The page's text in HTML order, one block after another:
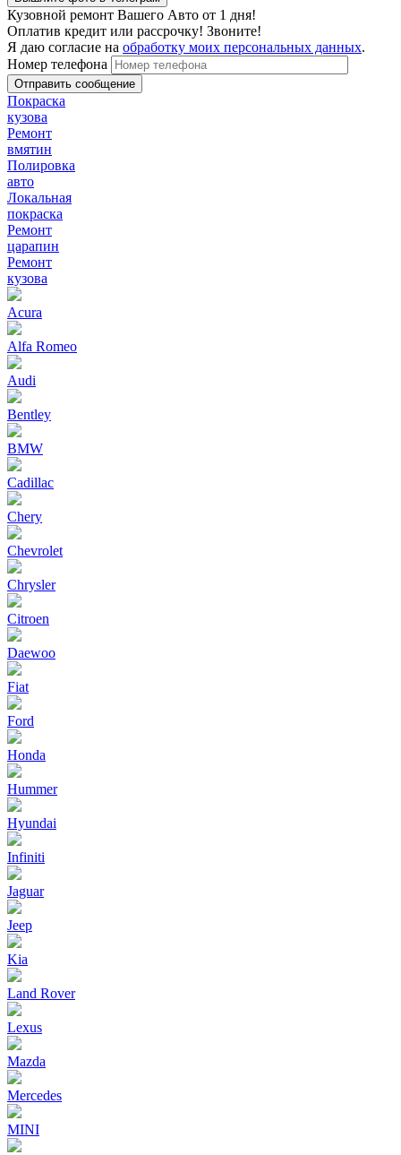
Кузовной ремонт Вашего Авто от 1 дня!
Оплатив кредит или рассрочку! Звоните!
Я даю согласие на обработку моих персональных данных.
Номер телефона
Покраска
кузова
Ремонт
вмятин
Полировка
авто
Локальная
покраска
Ремонт
царапин
Ремонт
кузова
Acura
Alfa Romeo
Audi
Bentley
BMW
Cadillac
Chery
Chevrolet
Chrysler
Citroen
Daewoo
Fiat
Ford
Honda
Hummer
Hyundai
Infiniti
Jaguar
Jeep
Kia
Land Rover
Lexus
Mazda
Mercedes
MINI